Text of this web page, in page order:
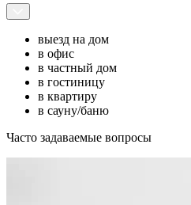
выезд на дом
в офис
в частный дом
в гостиницу
в квартиру
в сауну/баню
Часто задаваемые вопросы